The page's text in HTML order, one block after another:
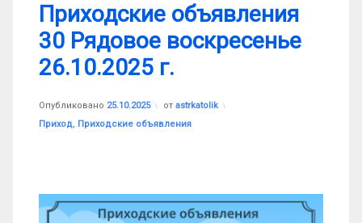
Приходские объявления
30 Рядовое воскресенье
26.10.2025 г.
Опубликовано 25.10.2025
Обновлено на
от astrkatolik
Рубрики:
Приход, Приходские объявления